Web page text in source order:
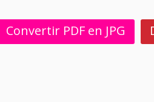
Convertir PDF en JPG